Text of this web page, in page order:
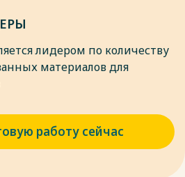
лидером по количеству
материалов для
работу сейчас